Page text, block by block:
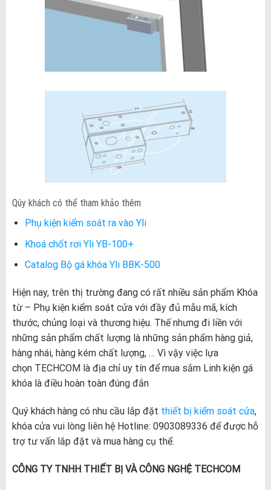
Qúy khách có thể tham khảo thêm
Phụ kiện kiểm soát ra vào Yli
Khoá chốt rơi Yli YB-100+
Catalog Bộ gá khóa Yli BBK-500
Hiện nay, trên thị trường đang có rất nhiều sản phẩm Khóa
từ – Phụ kiện kiểm soát cửa với đầy đủ mẫu mã, kích
thước, chủng loại và thương hiệu. Thế nhưng đi liền với
những sản phẩm chất lượng là những sản phẩm hàng giả,
hàng nhái, hàng kém chất lượng, … Vì vậy việc lựa
chọn TECHCOM là địa chỉ uy tín để mua sắm Linh kiện gá
khóa là điều hoàn toàn đúng đắn
Quý khách hàng có nhu cầu lắp đặt thiết bị kiểm soát cửa,
khóa cửa vui lòng liên hệ Hotline: 0903089336 để được hỗ
trợ tư vấn lắp đặt và mua hàng cụ thể.
CÔNG TY TNHH THIẾT BỊ VÀ CÔNG NGHỆ TECHCOM